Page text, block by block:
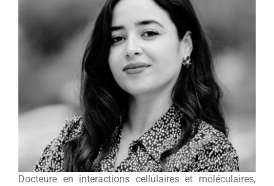
Docteure en interactions cellulaires et moléculaires,